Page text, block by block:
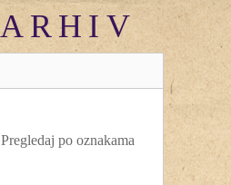
Pregledaj po oznakama